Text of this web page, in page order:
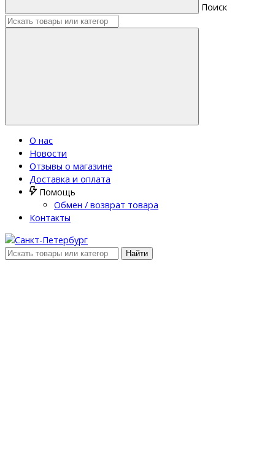
Поиск
О нас
Новости
Отзывы о магазине
Доставка и оплата
Помощь
Обмен / возврат товара
Контакты
Найти